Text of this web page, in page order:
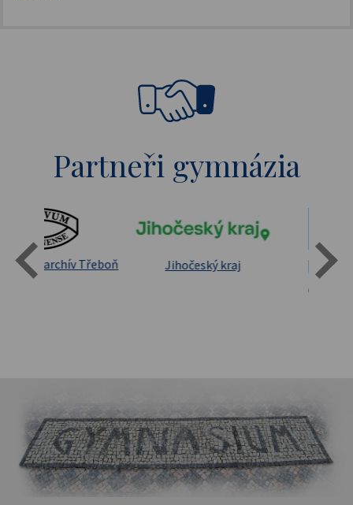
Partneři gymnázia
Státní oblastní archív Třeboň Jihočeský kraj